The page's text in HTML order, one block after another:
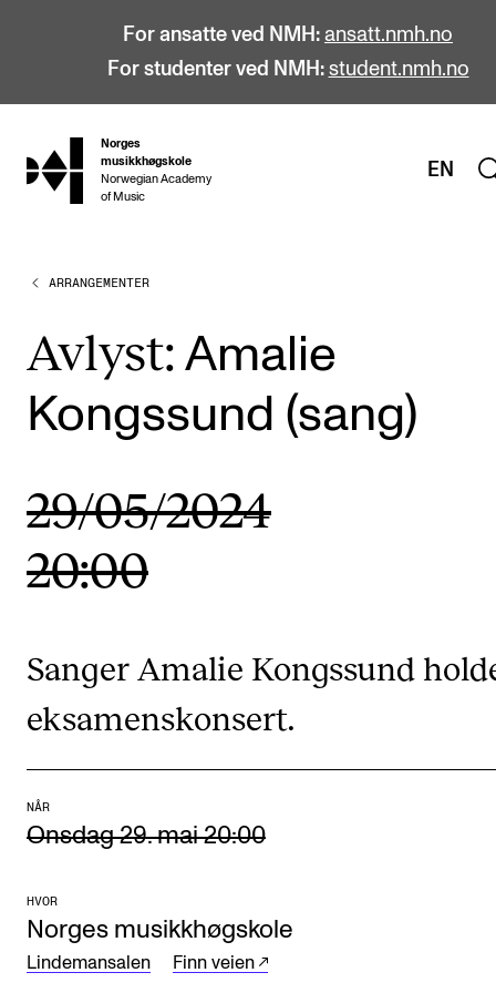
For ansatte ved NMH: ansatt.nmh.no
For studenter ved NMH: student.nmh.no
hjem
Norges
musikkhøgskole
Norwegian Academy
of Music
EN
STUDIER
Bachelor
Master
Etterutdanning og kurs
Talentutvikling
Søknad og opptak
Biblioteket
Fagmiljøer
Salane våre
Studentutvalet SUT (student.nmh.no)
FORSKNING
CERM
ARRANGEMENTER
Avlyst: Amalie
Kongssund (sang)
29/05/2024
20:00
Sanger Amalie Kongssund
eksamenskonsert.
NÅR
Onsdag 29. mai 20:00
HVOR
Norges musikkhøgskole
Lindemansalen Finn veien